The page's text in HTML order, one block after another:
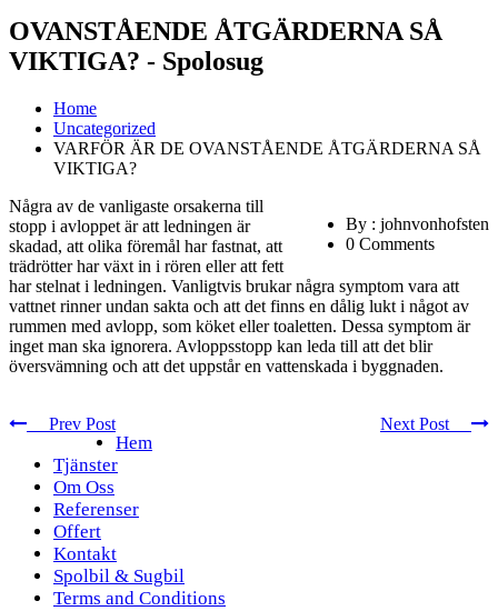
OVANSTÅENDE ÅTGÄRDERNA SÅ
VIKTIGA? - Spolosug
Home
Uncategorized
VARFÖR ÄR DE OVANSTÅENDE ÅTGÄRDERNA SÅ
VIKTIGA?
By : johnvonhofsten
0 Comments
Några av de vanligaste orsakerna till
stopp i avloppet är att ledningen är
skadad, att olika föremål har fastnat, att
trädrötter har växt in i rören eller att fett
har stelnat i ledningen. Vanligtvis brukar några symptom vara att
vattnet rinner undan sakta och att det finns en dålig lukt i något av
rummen med avlopp, som köket eller toaletten. Dessa symptom är
inget man ska ignorera. Avloppsstopp kan leda till att det blir
översvämning och att det uppstår en vattenskada i byggnaden.
Prev Post Next Post
Hem
Tjänster
Om Oss
Referenser
Offert
Kontakt
Spolbil & Sugbil
Terms and Conditions